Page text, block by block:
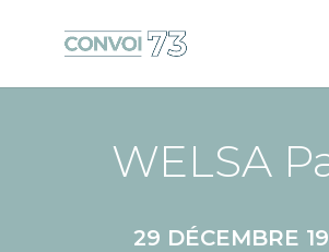
WELSA
29 DÉCEMBRE